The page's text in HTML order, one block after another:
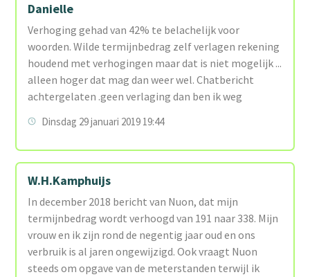
Danielle
Verhoging gehad van 42% te belachelijk voor
woorden. Wilde termijnbedrag zelf verlagen rekening
houdend met verhogingen maar dat is niet mogelijk ...
alleen hoger dat mag dan weer wel. Chatbericht
achtergelaten .geen verlaging dan ben ik weg
Dinsdag 29 januari 2019 19:44
W.H.Kamphuijs
In december 2018 bericht van Nuon, dat mijn
termijnbedrag wordt verhoogd van 191 naar 338. Mijn
vrouw en ik zijn rond de negentig jaar oud en ons
verbruik is al jaren ongewijzigd. Ook vraagt Nuon
steeds om opgave van de meterstanden terwijl ik